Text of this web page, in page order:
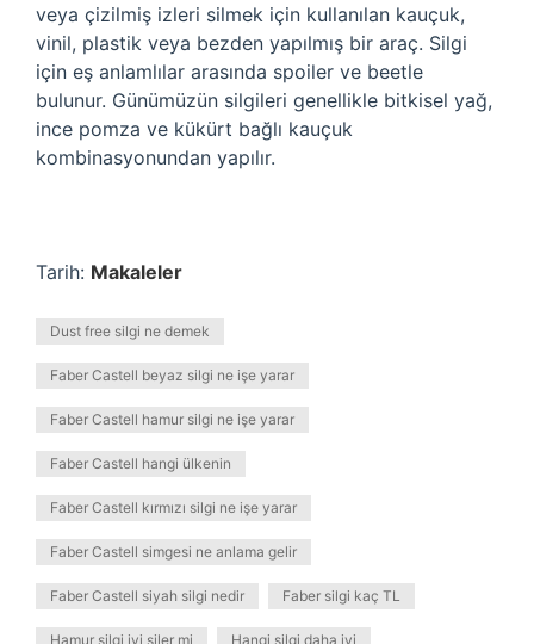
veya çizilmiş izleri silmek için kullanılan kauçuk,
vinil, plastik veya bezden yapılmış bir araç. Silgi
için eş anlamlılar arasında spoiler ve beetle
bulunur. Günümüzün silgileri genellikle bitkisel yağ,
ince pomza ve kükürt bağlı kauçuk
kombinasyonundan yapılır.
Tarih: Makaleler
Dust free silgi ne demek
Faber Castell beyaz silgi ne işe yarar
Faber Castell hamur silgi ne işe yarar
Faber Castell hangi ülkenin
Faber Castell kırmızı silgi ne işe yarar
Faber Castell simgesi ne anlama gelir
Faber Castell siyah silgi nedir Faber silgi kaç TL
Hamur silgi iyi siler mi Hangi silgi daha iyi